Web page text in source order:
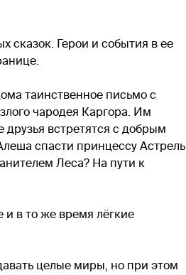
сказок. Герои и события в ее
таинственное письмо с
чародея Каргора. Им
встретятся с добрым
спасти принцессу Астрель
Леса? На пути к
и в то же время лёгкие
целые миры, но при этом